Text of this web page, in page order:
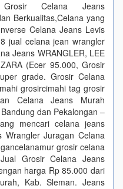
Celana Jeans
Berkualitas,Celana yang
Celana Jeans Levis
jual celana jean wrangler
Jeans WRANGLER, LEE
(Ecer 95.000, Grosir
grade. Grosir Celana
grosircimahi tag grosir
Celana Jeans Murah
dan Pekalongan –
mencari celana jeans
Wrangler Juragan Celana
grosir celana
Grosir Celana Jeans
harga Rp 85.000 dari
Kab. Sleman. Jeans